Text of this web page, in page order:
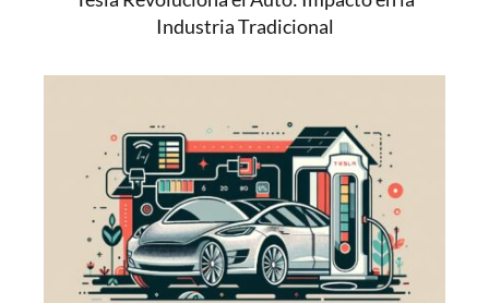
Industria Tradicional